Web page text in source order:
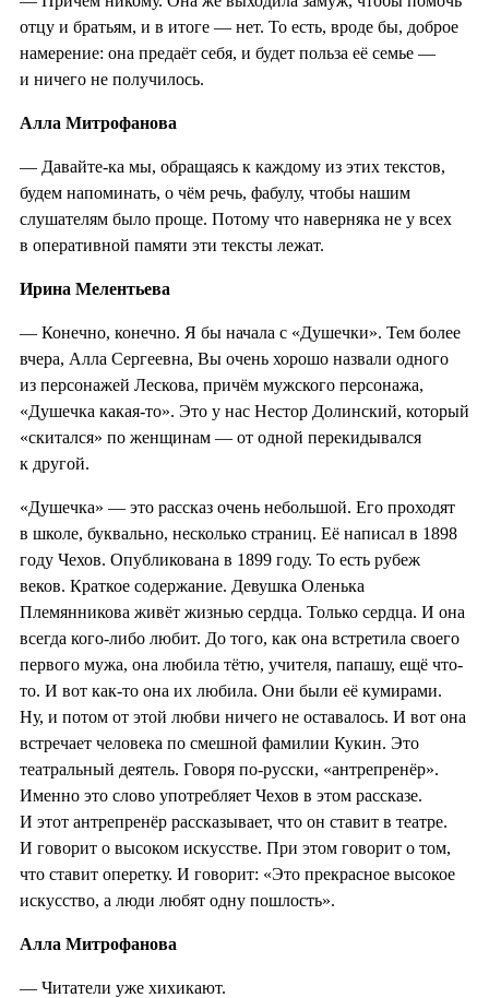
отцу и братьям, и в итоге — нет. То есть, вроде бы, доброе
намерение: она предаёт себя, и будет польза её семье —
и ничего не получилось.
Алла Митрофанова
— Давайте-ка мы, обращаясь к каждому из этих текстов,
будем напоминать, о чём речь, фабулу, чтобы нашим
слушателям было проще. Потому что наверняка не у всех
в оперативной памяти эти тексты лежат.
Ирина Мелентьева
— Конечно, конечно. Я бы начала с «Душечки». Тем более
вчера, Алла Сергеевна, Вы очень хорошо назвали одного
из персонажей Лескова, причём мужского персонажа,
«Душечка какая-то». Это у нас Нестор Долинский, который
«скитался» по женщинам — от одной перекидывался
к другой.
«Душечка» — это рассказ очень небольшой. Его проходят
в школе, буквально, несколько страниц. Её написал в 1898
году Чехов. Опубликована в 1899 году. То есть рубеж
веков. Краткое содержание. Девушка Оленька
Племянникова живёт жизнью сердца. Только сердца. И она
всегда кого-либо любит. До того, как она встретила своего
первого мужа, она любила тётю, учителя, папашу, ещё что-
то. И вот как-то она их любила. Они были её кумирами.
Ну, и потом от этой любви ничего не оставалось. И вот она
встречает человека по смешной фамилии Кукин. Это
театральный деятель. Говоря по-русски, «антрепренёр».
Именно это слово употребляет Чехов в этом рассказе.
И этот антрепренёр рассказывает, что он ставит в театре.
И говорит о высоком искусстве. При этом говорит о том,
что ставит оперетку. И говорит: «Это прекрасное высокое
искусство, а люди любят одну пошлость».
Алла Митрофанова
— Читатели уже хихикают.